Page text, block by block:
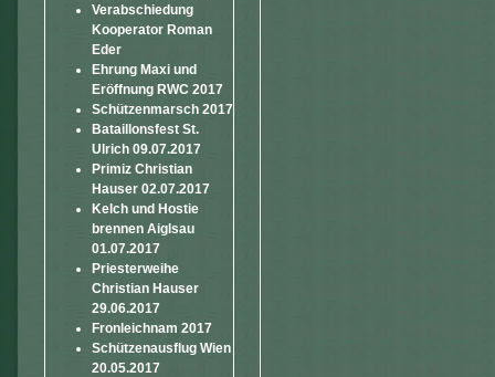
Verabschiedung
Kooperator Roman
Eder
Ehrung Maxi und
Eröffnung RWC 2017
Schützenmarsch 2017
Bataillonsfest St.
Ulrich 09.07.2017
Primiz Christian
Hauser 02.07.2017
Kelch und Hostie
brennen Aiglsau
01.07.2017
Priesterweihe
Christian Hauser
29.06.2017
Fronleichnam 2017
Schützenausflug Wien
20.05.2017